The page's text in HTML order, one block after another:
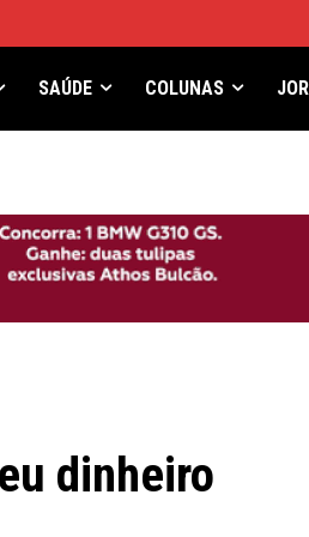
SAÚDE COLUNAS
dinheiro